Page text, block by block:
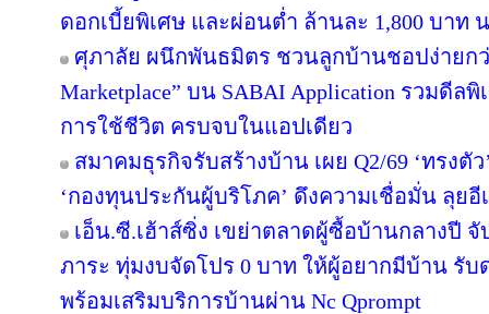
ดอกเบี้ยพิเศษ และผ่อนต่ำ ล้านละ 1,800 บาท
ศุภาลัย ผนึกพันธมิตร ชวนลูกบ้านชอปง่ายกว่
Marketplace” บน SABAI Application รวมดีล
การใช้ชีวิต ครบจบในแอปเดียว
สมาคมธุรกิจรับสร้างบ้าน เผย Q2/69 ‘ทรง
‘กองทุนประกันผู้บริโภค’ ดึงความเชื่อมั่น ลุย
เอ็น.ซี.เฮ้าส์ซิ่ง เขย่าตลาดผู้ซื้อบ้านกลางปี
ภาระ ทุ่มงบจัดโปร 0 บาท ให้ผู้อยากมีบ้าน รับ
พร้อมเสริมบริการบ้านผ่าน Nc Qprompt